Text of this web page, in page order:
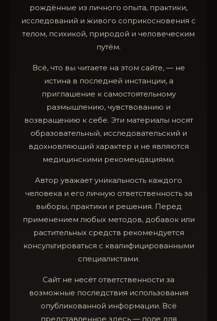
рождённые из личного опыта, практики,
исследований и живого соприкосновения с
телом, психикой, природой и человеческим
путём.
Всё, что вы читаете на этом сайте, — не
истина в последней инстанции, а
приглашение к самостоятельному
размышлению, чувствованию и
возвращению к себе. Эти материалы носят
образовательный, исследовательский и
вдохновляющий характер и не являются
медицинскими рекомендациями.
Автор уважает уникальность каждого
человека и его личную ответственность за
выборы, практики и решения. Перед
применением любых методов, добавок или
растительных средств рекомендуется
консультироваться с квалифицированными
специалистами.
Сайт не несёт ответственности за
возможные последствия использования
опубликованной информации. Всё
представленное здесь — поле для